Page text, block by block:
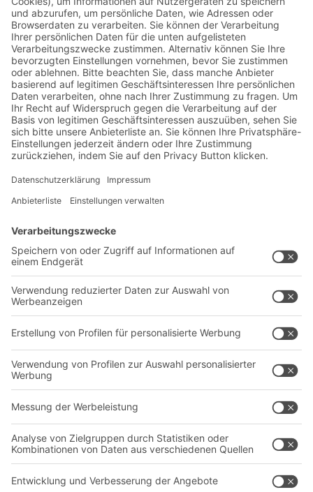
Jetzt beim BITO Newsletter
anmelden:
Lager- & Logistiknews
Exklusive Rabatte
Neuheiten
Newsletter abonnieren
Lösungen
Intralogistiklösungen
Regalsysteme
Transportsysteme
Dienstleistungen
Kontaktformular
Unternehmen
Über uns
Produktionsstandorte
Karriere
Follow us
BIT O